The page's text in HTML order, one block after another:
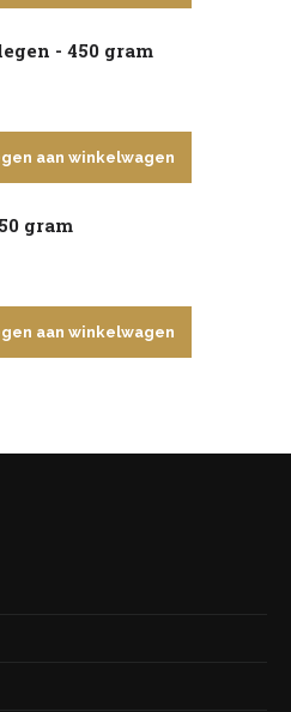
- 450 gram
aan winkelwagen
gram
aan winkelwagen